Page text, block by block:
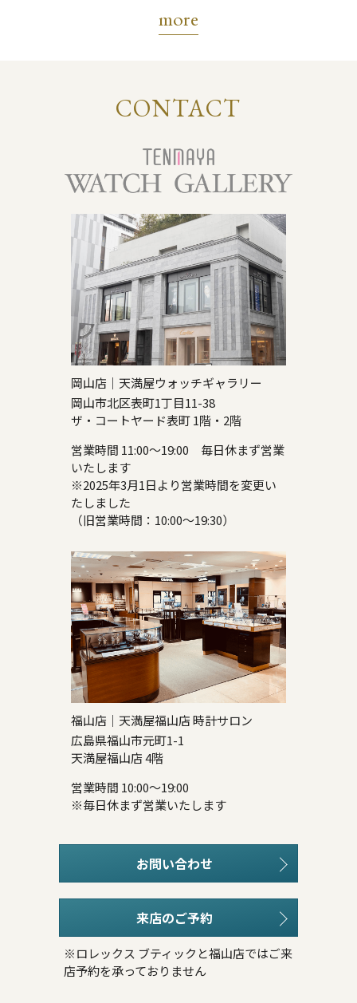
more
CONTACT
岡山店｜天満屋ウォッチギャラリー
岡山市北区表町1丁目11-38
ザ・コートヤード表町 1階・2階
営業時間 11:00～19:00 毎日休まず営業
いたします
※2025年3月1日より営業時間を変更い
たしました
（旧営業時間：10:00～19:30）
福山店｜天満屋福山店 時計サロン
広島県福山市元町1-1
天満屋福山店 4階
営業時間 10:00～19:00
※毎日休まず営業いたします
お問い合わせ
来店のご予約
※ロレックス ブティックと福山店ではご来
店予約を承っておりません